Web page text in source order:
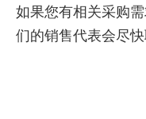
如果您有相关采购
们的销售代表会尽快